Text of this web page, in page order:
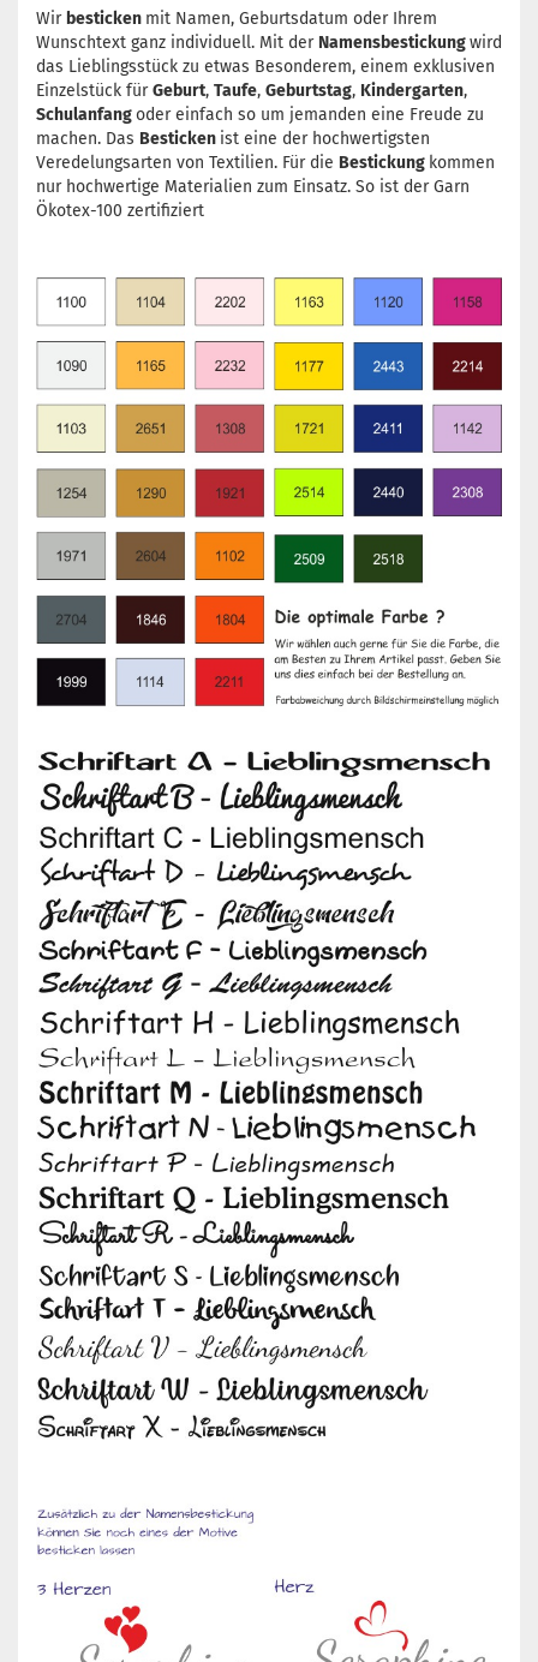
Wir besticken mit Namen, Geburtsdatum oder Ihrem
Wunschtext ganz individuell. Mit der Namensbestickungwird
das Lieblingsstück zu etwas Besonderem, einem exklusiven
Einzelstück fürGeburt, Taufe, Geburtstag, Kindergarten,
Schulanfangoder einfach so um jemanden eine Freude zu
machen. Das Besticken ist eine der hochwertigsten
Veredelungsarten von Textilien. Für die Bestickung kommen
nur hochwertige Materialien zum Einsatz. So ist der Garn
Ökotex-100 zertifiziert